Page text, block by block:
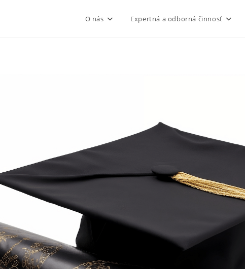
O nás Expertná a odborná činnosť